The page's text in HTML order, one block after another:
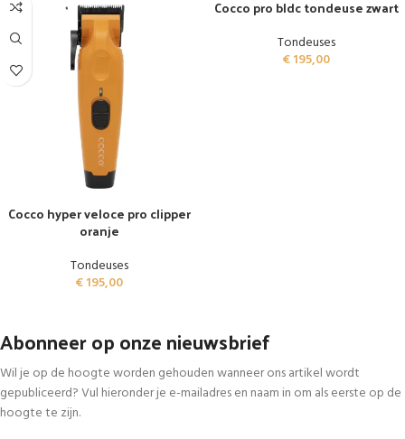
Cocco hyper veloce pro clipper
oranje
Tondeuses
€195,00
Cocco pro bldc tondeuse zwart
Tondeuses
€195,00
Abonneer op onze nieuwsbrief
Wil je op de hoogte worden gehouden wanneer ons artikel wordt
gepubliceerd? Vul hieronder je e-mailadres en naam in om als eerste op de
hoogte te zijn.